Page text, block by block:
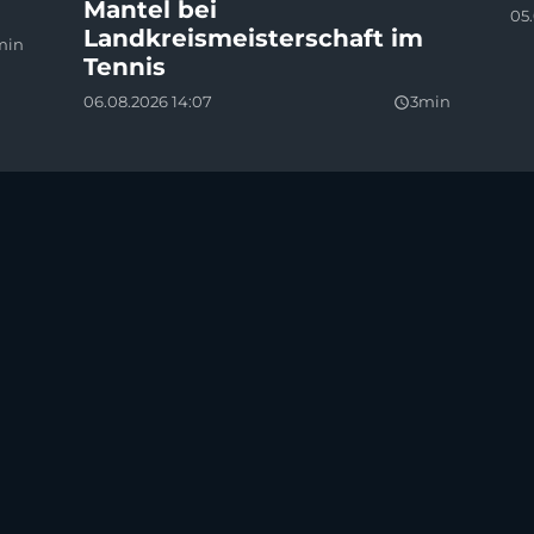
Mantel bei
Landkreismeisterschaft im
Tennis
06.08.2026 14:07 query_builder3min